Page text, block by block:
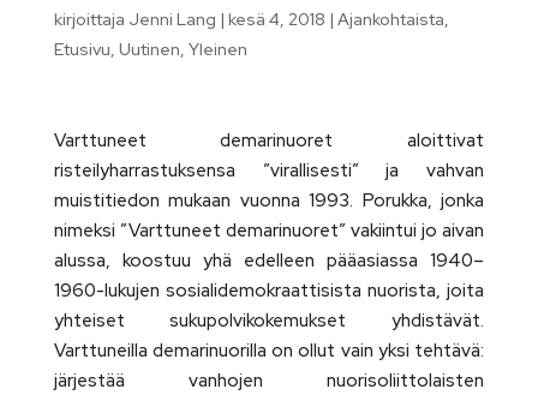
kirjoittaja Jenni Lang | kesä 4, 2018 | Ajankohtaista,
Etusivu, Uutinen, Yleinen
Varttuneet demarinuoret aloittivat
risteilyharrastuksensa ”virallisesti” ja vahvan
muistitiedon mukaan vuonna 1993. Porukka, jonka
nimeksi ”Varttuneet demarinuoret” vakiintui jo aivan
alussa, koostuu yhä edelleen pääasiassa 1940–
1960-lukujen sosialidemokraattisista nuorista, joita
yhteiset sukupolvikokemukset yhdistävät.
Varttuneilla demarinuorilla on ollut vain yksi tehtävä:
järjestää vanhojen nuorisoliittolaisten